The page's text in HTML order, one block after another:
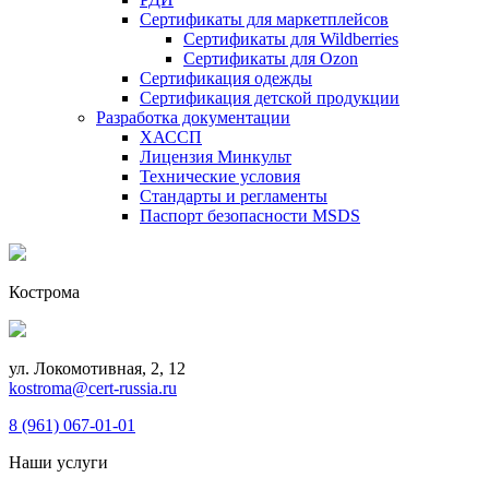
Сертификаты для маркетплейсов
Сертификаты для Wildberries
Сертификаты для Ozon
Сертификация одежды
Сертификация детской продукции
Разработка документации
ХАССП
Лицензия Минкульт
Технические условия
Стандарты и регламенты
Паспорт безопасности MSDS
Кострома
ул. Локомотивная, 2, 12
kostroma@cert-russia.ru
8 (961) 067-01-01
Наши услуги